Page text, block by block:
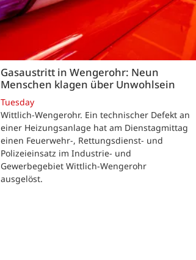
Gasaustritt in Wengerohr: Neun
Menschen klagen über Unwohlsein
Tuesday
Wittlich-Wengerohr. Ein technischer Defekt an
einer Heizungsanlage hat am Dienstagmittag
einen Feuerwehr-, Rettungsdienst- und
Polizeieinsatz im Industrie- und
Gewerbegebiet Wittlich-Wengerohr
ausgelöst.